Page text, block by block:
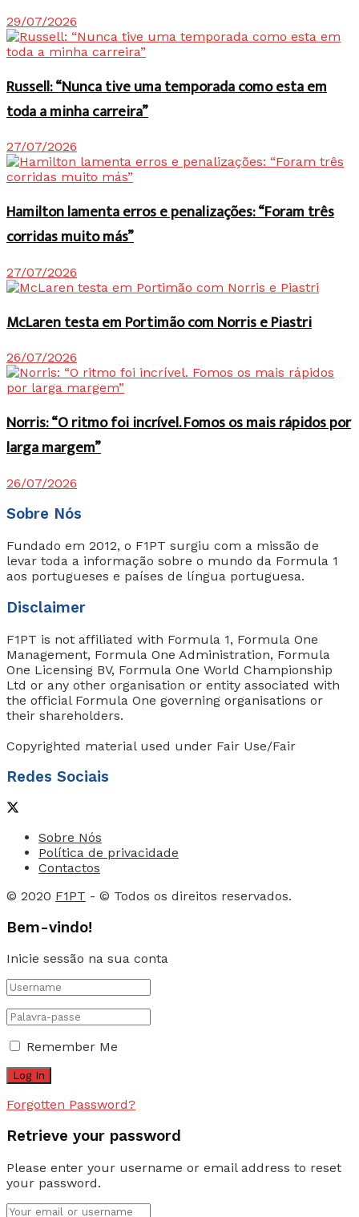
29/07/2026
Russell: “Nunca tive uma temporada como esta em
toda a minha carreira”
27/07/2026
Hamilton lamenta erros e penalizações: “Foram três
corridas muito más”
27/07/2026
McLaren testa em Portimão com Norris e Piastri
26/07/2026
Norris: “O ritmo foi incrível. Fomos os mais rápidos por
larga margem”
26/07/2026
Sobre Nós
Fundado em 2012, o F1PT surgiu com a missão de
levar toda a informação sobre o mundo da Formula 1
aos portugueses e países de língua portuguesa.
Disclaimer
F1PT is not affiliated with Formula 1, Formula One
Management, Formula One Administration, Formula
One Licensing BV, Formula One World Championship
Ltd or any other organisation or entity associated with
the official Formula One governing organisations or
their shareholders.
Copyrighted material used under Fair Use/Fair
Redes Sociais
Sobre Nós
Política de privacidade
Contactos
© 2020 F1PT - © Todos os direitos reservados.
Bem-vindo!
Inicie sessão na sua conta
Remember Me
Forgotten Password?
Retrieve your password
Please enter your username or email address to reset
your password.